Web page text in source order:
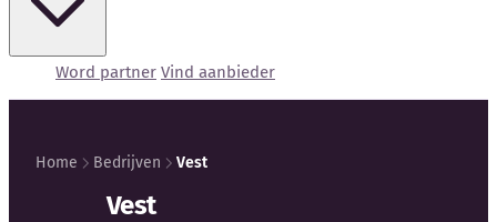
Word partner Vind aanbieder
Home Bedrijven Vest
Vest